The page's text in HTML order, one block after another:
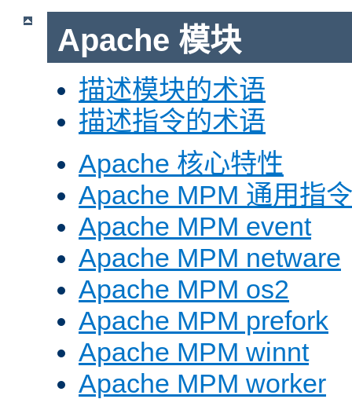
Apache 模块
描述模块的术语
描述指令的术语
Apache 核心特性
Apache MPM 通用指令
Apache MPM event
Apache MPM netware
Apache MPM os2
Apache MPM prefork
Apache MPM winnt
Apache MPM worker